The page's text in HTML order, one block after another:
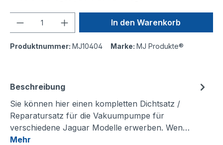
In den Warenkorb
Produktnummer: MJ10404 Marke: MJ Produkte®
Beschreibung
Sie können hier einen kompletten Dichtsatz /
Reparatursatz für die Vakuumpumpe für
verschiedene Jaguar Modelle erwerben. Wen…
Mehr